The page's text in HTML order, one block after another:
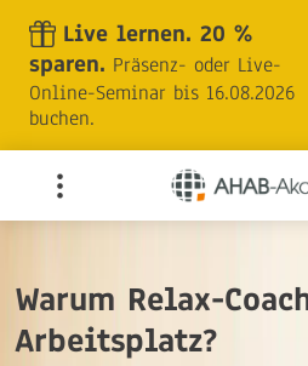
content
Live lernen. 20 %
sparen. Präsenz- oder Live-
Online-Seminar bis 16.08.2026
buchen.
Warum Relax-
Arbeitsplatz?